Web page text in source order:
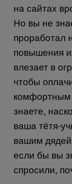
на сайтах
Но вы не
проработал
повышения
влезает в
чтобы
знаете,
ваша тётя-
вашим
если бы вы
спросили,